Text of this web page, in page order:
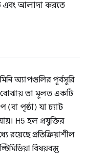
এবং আলাদা করতে
অ্যাপগুলির পূর্বসূরি
বোঝায় তা মূলত একটি
পৃষ্ঠা) যা চ্যাট
H5 হল প্রযুক্তির
রয়েছে প্রতিক্রিয়াশীল
বিষয়বস্তু